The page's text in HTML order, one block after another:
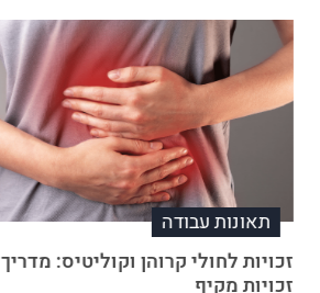
תאונות עבודה
זכויות לחולי קרוהן וקוליטיס: מדריך
זכויות מקיף